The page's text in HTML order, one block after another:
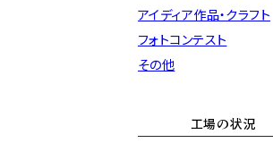
アイディア作品・クラフト
フォトコンテスト
その他
工場の状況